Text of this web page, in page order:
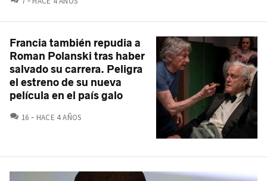
Francia también repudia a
Roman Polanski tras haber
salvado su carrera. Peligra
el estreno de su nueva
película en el país galo
16 COMENTARIOS
HACE 4 AÑOS